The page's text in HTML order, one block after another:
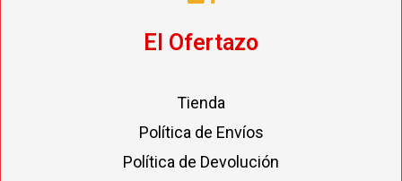
El Ofertazo
Tienda
Política de Envíos
Política de Devolución